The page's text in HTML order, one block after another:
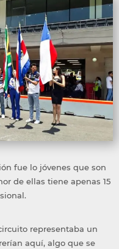
fue lo jóvenes que son
de ellas tiene apenas 15
representaba un
aquí, algo que se